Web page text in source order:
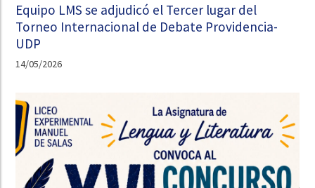
Equipo LMS se adjudicó el Tercer lugar del
Torneo Internacional de Debate Providencia-
UDP
14/05/2026